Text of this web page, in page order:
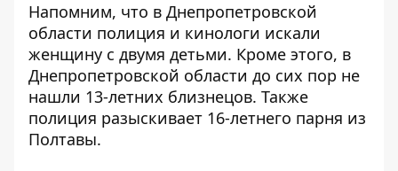
Напомним, что в Днепропетровской
области полиция и кинологи искали
женщину с двумя детьми. Кроме этого, в
Днепропетровской области до сих пор не
нашли 13-летних близнецов. Также
полиция разыскивает 16-летнего парня из
Полтавы.